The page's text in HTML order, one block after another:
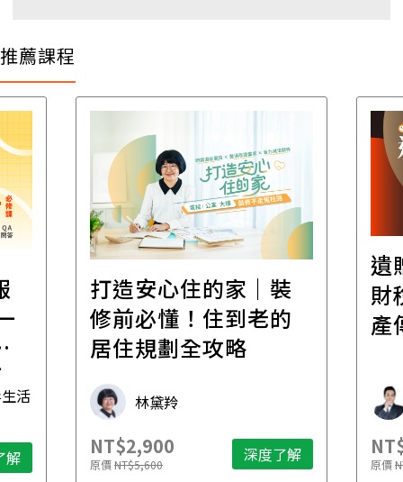
推薦課程
活
解
打造安心住的家｜裝
修前必懂！住到老的
居住規劃全攻略
林黛羚
NT$2,900
原價NT$5,600 深度了解
遺
財
產
原價